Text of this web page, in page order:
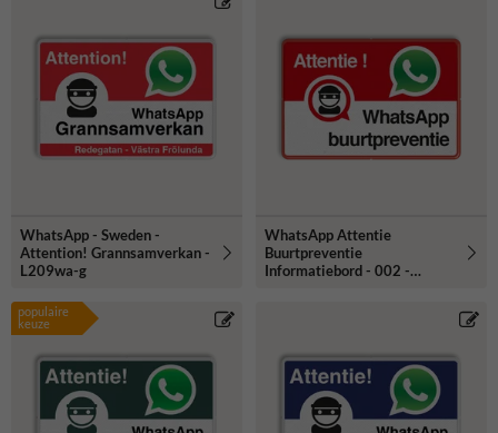
WhatsApp - Sweden -
Attention! Grannsamverkan -
L209wa-g
WhatsApp Attentie
Buurtpreventie
Informatiebord - 002 -
populaire
keuze